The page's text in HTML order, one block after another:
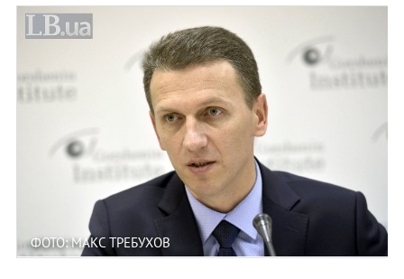
ФОТО: МАКС ТРЕБУХОВ